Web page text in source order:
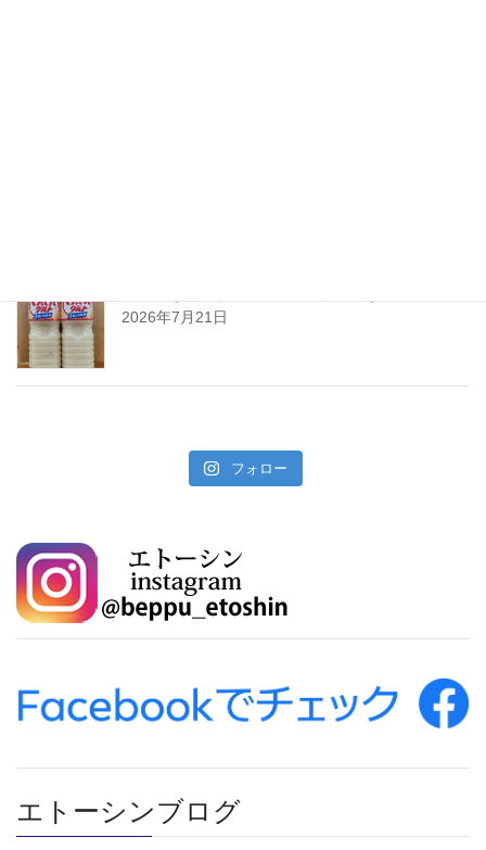
2026年7月21日
フォロー
エトーシンブログ